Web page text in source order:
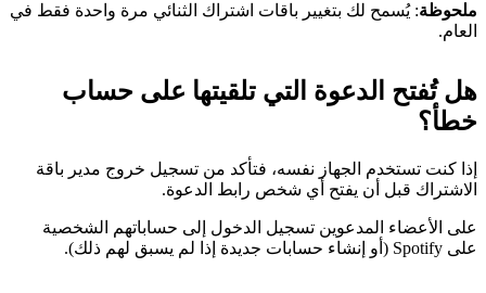
ملحوظة: يُسمح لك بتغيير باقات اشتراك الثنائي مرة واحدة فقط في
العام.
هل تُفتح الدعوة التي تلقيتها على حساب
خطأ؟
إذا كنت تستخدم الجهاز نفسه، فتأكد من تسجيل خروج مدير باقة
الاشتراك قبل أن يفتح أي شخص رابط الدعوة.
على الأعضاء المدعوين تسجيل الدخول إلى حساباتهم الشخصية
على Spotify (أو إنشاء حسابات جديدة إذا لم يسبق لهم ذلك).